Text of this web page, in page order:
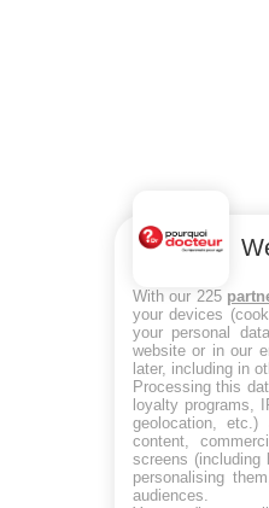
With our 225
your devices
your personal
website or in our
later, including in
Processing this
loyalty programs,
geolocation,
content,
screens
personalising
audiences.